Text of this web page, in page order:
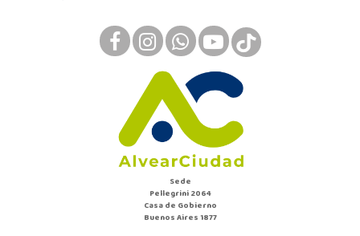
Sede
Pellegrini 2064
Casa de Gobierno
Buenos Aires 1877